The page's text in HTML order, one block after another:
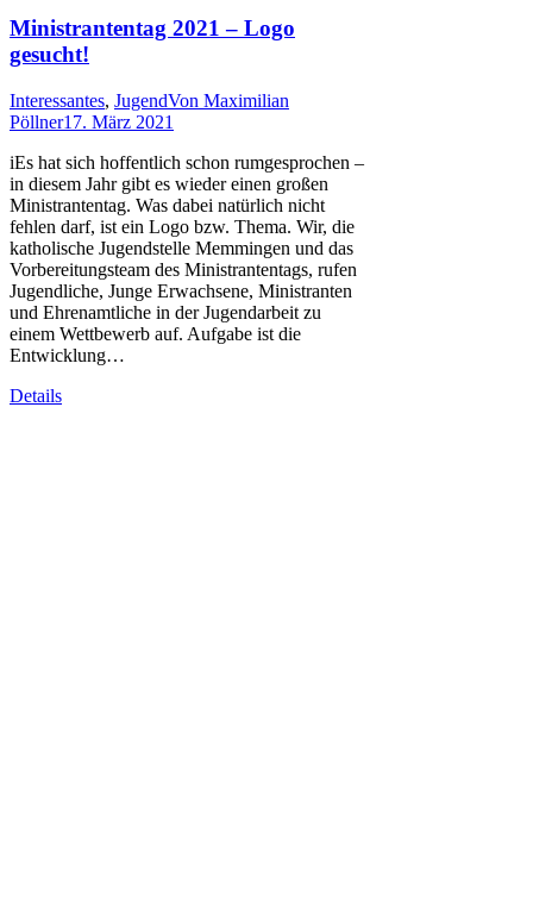
Ministrantentag 2021 – Logo
gesucht!
Interessantes, JugendVon Maximilian
Pöllner17. März 2021
iEs hat sich hoffentlich schon rumgesprochen –
in diesem Jahr gibt es wieder einen großen
Ministrantentag. Was dabei natürlich nicht
fehlen darf, ist ein Logo bzw. Thema. Wir, die
katholische Jugendstelle Memmingen und das
Vorbereitungsteam des Ministrantentags, rufen
Jugendliche, Junge Erwachsene, Ministranten
und Ehrenamtliche in der Jugendarbeit zu
einem Wettbewerb auf. Aufgabe ist die
Entwicklung…
Details